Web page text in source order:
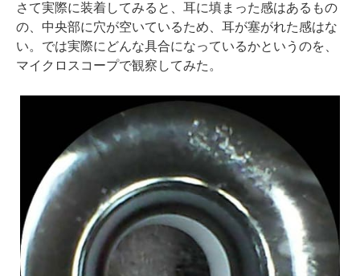
さて実際に装着してみると、耳に填まった感はあるもの
の、中央部に穴が空いているため、耳が塞がれた感はな
い。では実際にどんな具合になっているかというのを、
マイクロスコープで観察してみた。